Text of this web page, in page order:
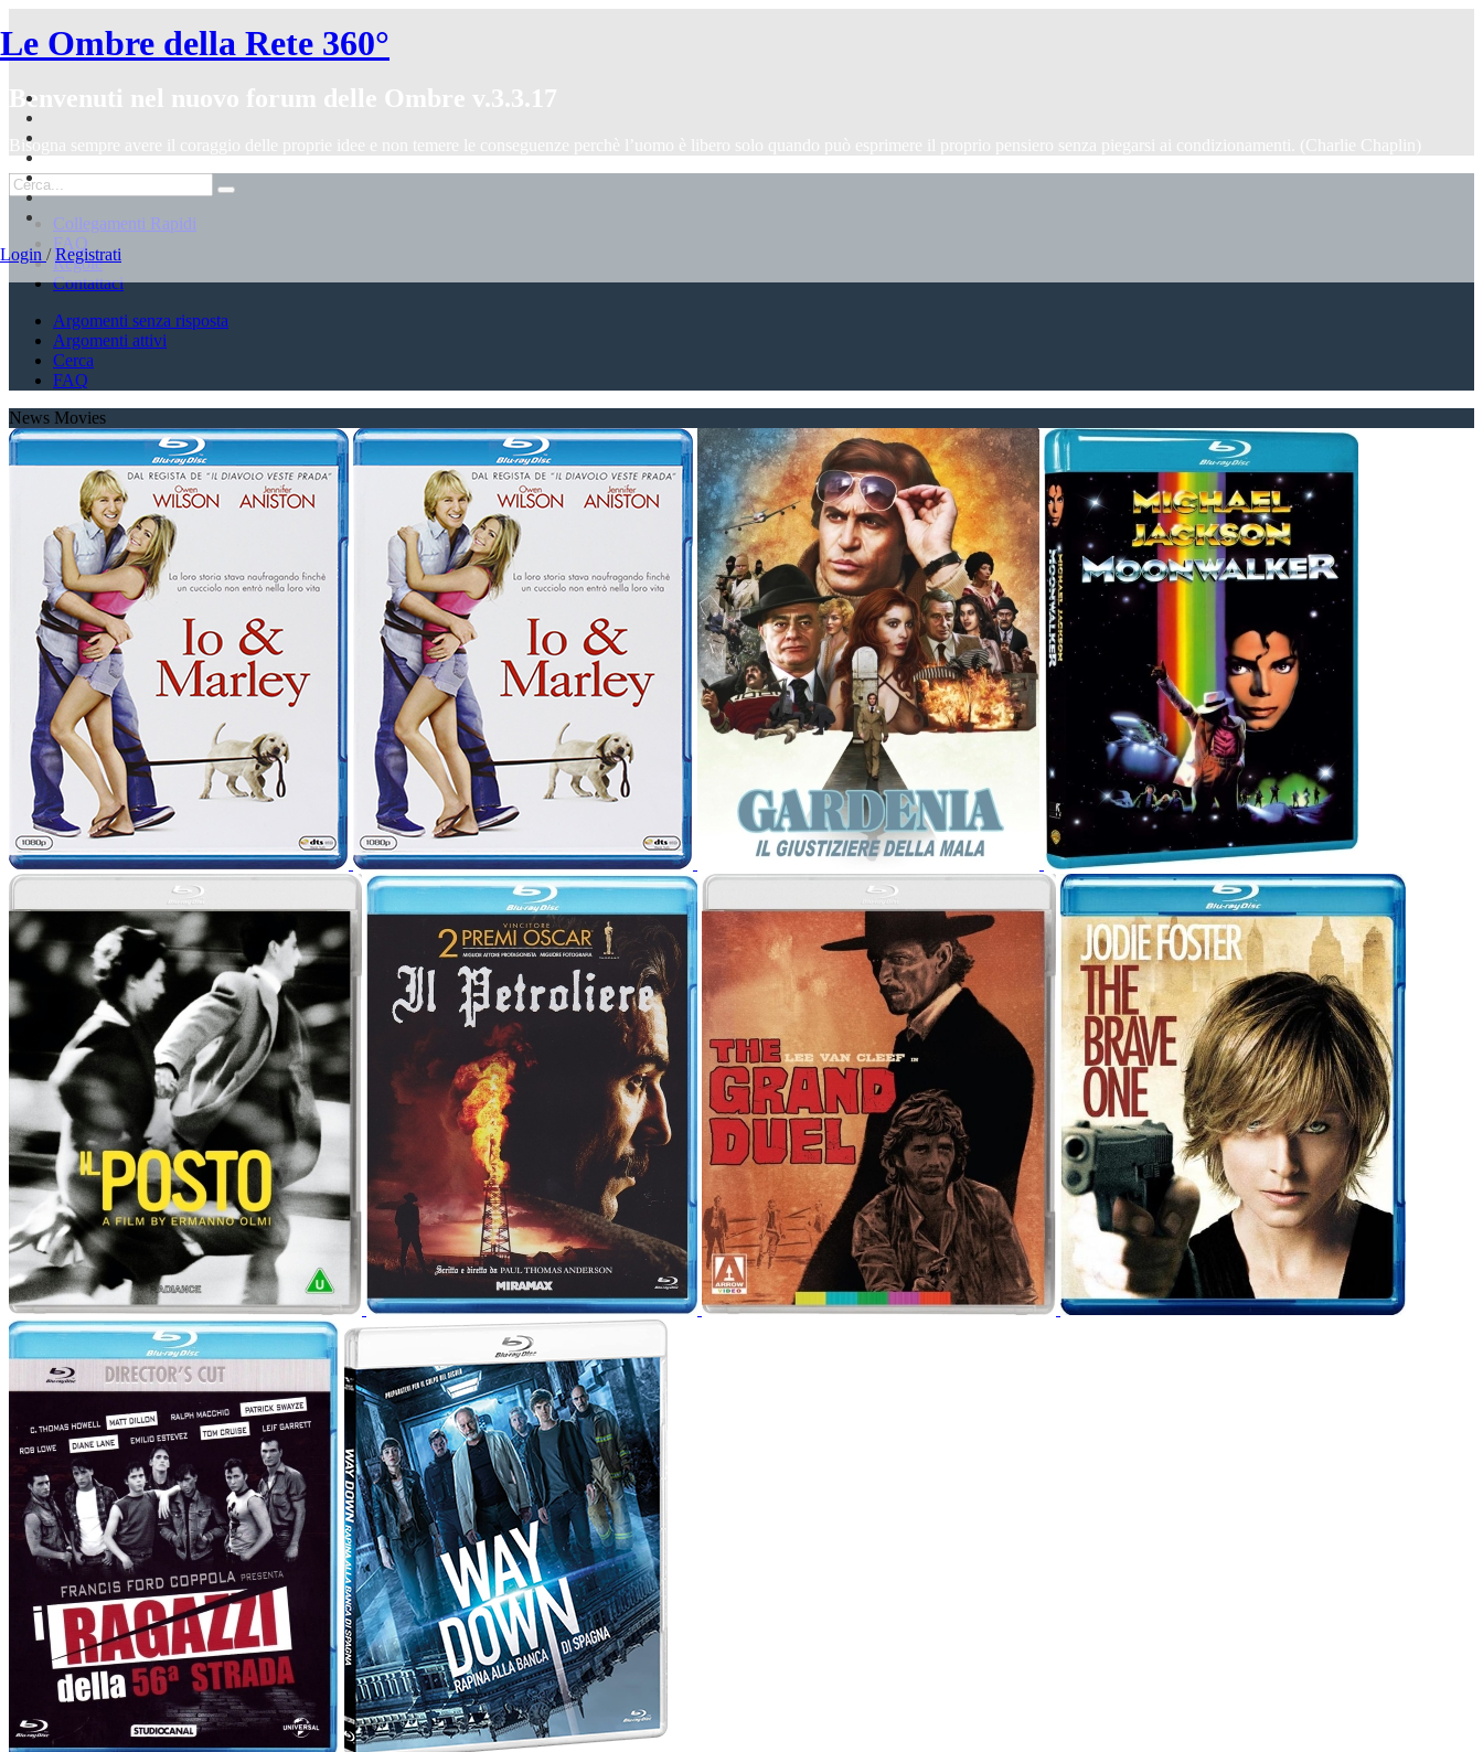
Le Ombre della Rete 360°
Login / Registrati
Benvenuti nel nuovo forum delle Ombre v.3.3.17
Bisogna sempre avere il coraggio delle proprie idee e non temere le conseguenze perchè l’uomo è libero solo quando può esprimere il proprio pensiero senza piegarsi ai condizionamenti. (Charlie Chaplin)
Collegamenti Rapidi
FAQ
Regole
Contattaci
Argomenti senza risposta
Argomenti attivi
Cerca
FAQ
News Movies